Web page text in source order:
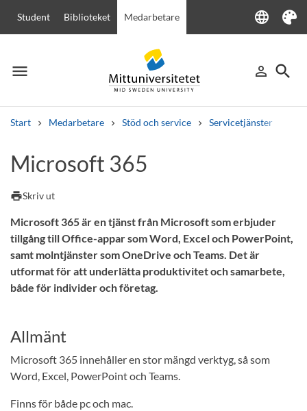
Student Biblioteket Medarbetare language
Language
Tema
menu
Meny person_outline
Logga in
search
Sök
Start Medarbetare Stöd och service Servicetjänster
Andra söktjänster
Kurser och program
Microsoft 365
printSkriv ut
Microsoft 365 är en tjänst från Microsoft som erbjuder
tillgång till Office-appar som Word, Excel och PowerPoint,
samt molntjänster som OneDrive och Teams. Det är
utformat för att underlätta produktivitet och samarbete,
både för individer och företag.
Allmänt
Microsoft 365 innehåller en stor mängd verktyg, så som
Word, Excel, PowerPoint och Teams.
Finns för både pc och mac.